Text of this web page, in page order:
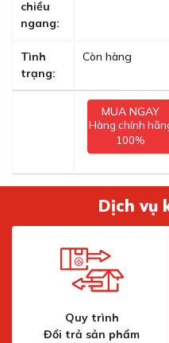
chiều
ngang:
Tình
trạng:
Còn hàng
MUA NGAY
Hàng chính
100%
Dịch vụ
Quy trình
Đổi trả sản phẩm